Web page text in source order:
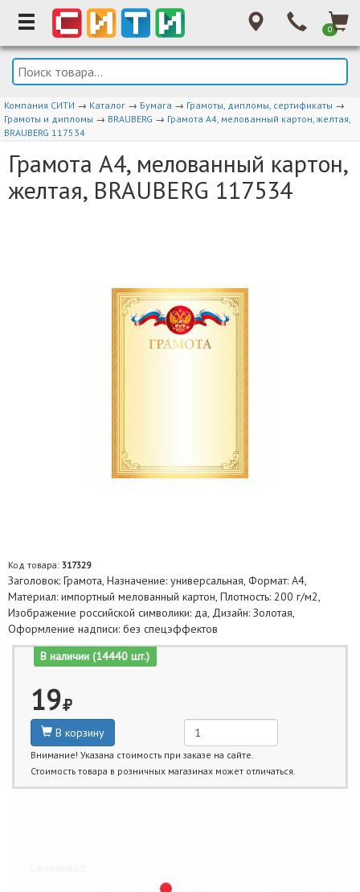
0
Компания СИТИ → Каталог → Бумага → Грамоты, дипломы, сертификаты →
Грамоты и дипломы → BRAUBERG → Грамота А4, мелованный картон, желтая,
BRAUBERG 117534
Грамота А4, мелованный картон,
желтая, BRAUBERG 117534
Код товара: 317329
Заголовок: Грамота, Назначение: универсальная, Формат: А4,
Материал: импортный мелованный картон, Плотность: 200 г/м2,
Изображение российской символики: да, Дизайн: Золотая,
Оформление надписи: без спецэффектов
В наличии (14440 шт.)
19
В корзину
Внимание! Указана стоимость при заказе на сайте.
Стоимость товара в розничных магазинах может отличаться.